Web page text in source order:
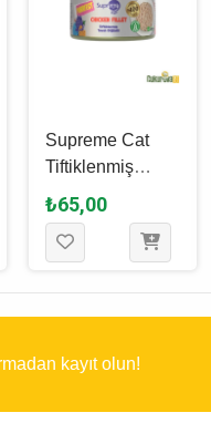
Supreme Cat
Tiftiklenmiş
Tavuk Göğüslü
Yetişkin Kedi
Yaş Maması 70
₺65,00
kayıt olun!